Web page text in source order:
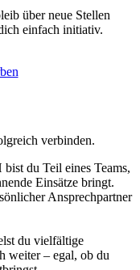
über neue Stellen
einfach initiativ.
verbinden.
du Teil eines Teams,
Einsätze bringt.
Ansprechpartner
du vielfältige
weiter – egal, ob du